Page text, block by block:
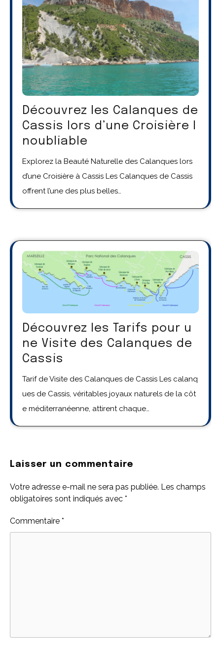
Découvrez les Calanques de
Cassis lors d’une Croisière I
noubliable
Explorez la Beauté Naturelle des Calanques lors
d’une Croisière à Cassis Les Calanques de Cassis
offrent l’une des plus belles…
Découvrez les Tarifs pour u
ne Visite des Calanques de
Cassis
Tarif de Visite des Calanques de Cassis Les calanq
ues de Cassis, véritables joyaux naturels de la côt
e méditerranéenne, attirent chaque…
Laisser un commentaire
Votre adresse e-mail ne sera pas publiée. Les champs
obligatoires sont indiqués avec *
Commentaire *